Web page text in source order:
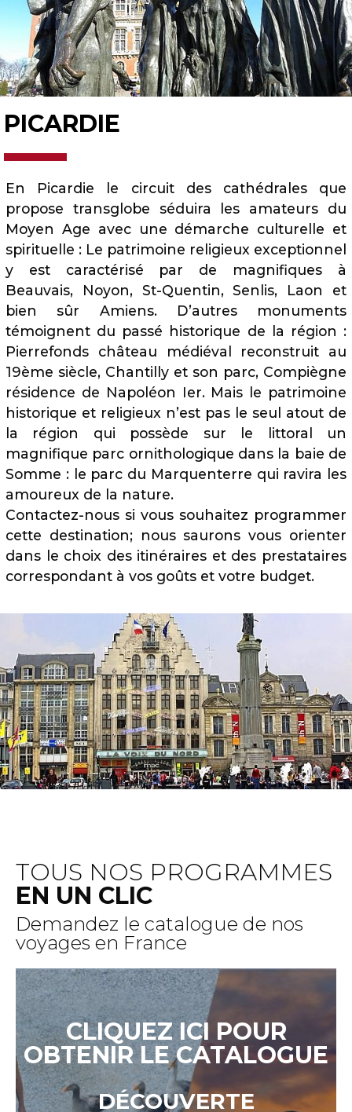
PICARDIE
En Picardie le circuit des cathédrales que
propose transglobe séduira les amateurs du
Moyen Age avec une démarche culturelle et
spirituelle : Le patrimoine religieux exceptionnel
y est caractérisé par de magnifiques à
Beauvais, Noyon, St-Quentin, Senlis, Laon et
bien sûr Amiens. D’autres monuments
témoignent du passé historique de la région :
Pierrefonds château médiéval reconstruit au
19ème siècle, Chantilly et son parc, Compiègne
résidence de Napoléon Ier. Mais le patrimoine
historique et religieux n’est pas le seul atout de
la région qui possède sur le littoral un
magnifique parc ornithologique dans la baie de
Somme : le parc du Marquenterre qui ravira les
amoureux de la nature.
Contactez-nous si vous souhaitez programmer
cette destination; nous saurons vous orienter
dans le choix des itinéraires et des prestataires
correspondant à vos goûts et votre budget.
TOUS NOS PROGRAMMES
EN UN CLIC
Demandez le catalogue de nos
voyages en France
CLIQUEZ ICI POUR
OBTENIR LE CATALOGUE
DÉCOUVERTE